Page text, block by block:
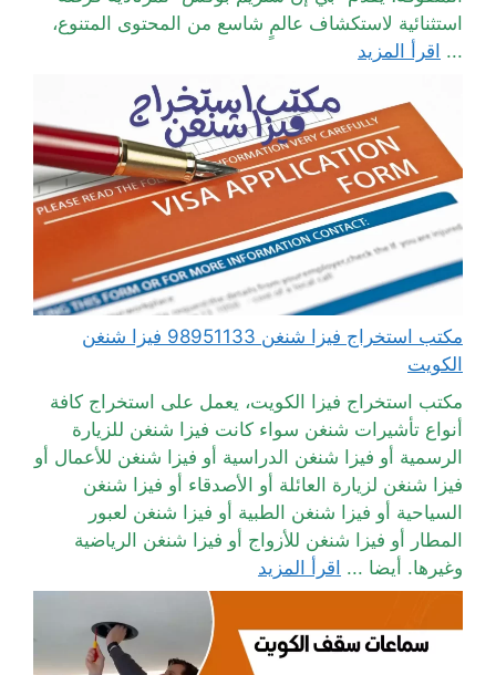
استثنائية لاستكشاف عالمٍ شاسع من المحتوى المتنوع،
... اقرأ المزيد
مكتب استخراج فيزا شنغن 98951133 فيزا شنغن
الكويت
مكتب استخراج فيزا الكويت، يعمل على استخراج كافة
أنواع تأشيرات شنغن سواء كانت فيزا شنغن للزيارة
الرسمية أو فيزا شنغن الدراسية أو فيزا شنغن للأعمال أو
فيزا شنغن لزيارة العائلة أو الأصدقاء أو فيزا شنغن
السياحية أو فيزا شنغن الطبية أو فيزا شنغن لعبور
المطار أو فيزا شنغن للأزواج أو فيزا شنغن الرياضية
وغيرها. أيضا ... اقرأ المزيد